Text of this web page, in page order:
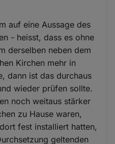
auf eine Aussage des
- heisst, dass es ohne
derselben neben dem
Kirchen mehr in
dann ist das durchaus
wieder prüfen sollte.
noch weitaus stärker
zu Hause waren,
fest installiert hatten,
geltenden